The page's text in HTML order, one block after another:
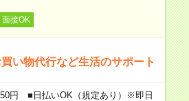
接OK
い物代行など生活のサポート
円 ■日払いOK（規定あり）※即日